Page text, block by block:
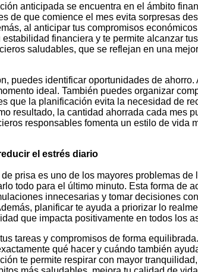
anticipada se encuentra en el ámbito
de que comience el mes evita sorpresas
al anticipar tus compromisos
financiera y te permite alcanzar
saludables, que se reflejan en una
puedes identificar oportunidades de
ideal. También puedes organizar
que la planificación evita la necesidad de
resultado, la cantidad ahorrada cada mes
responsables fomenta un estilo de
el estrés diario
prisa es uno de los mayores problemas
todo para el último minuto. Esta forma de
innecesarias y tomar decisiones
planificar te ayuda a priorizar lo
que impacta positivamente en todos los
tareas y compromisos de forma
qué hacer y cuándo también
te permite respirar con mayor